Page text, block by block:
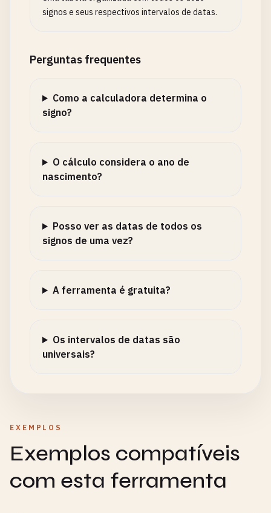
signos e seus respectivos intervalos de datas.
Perguntas frequentes
Como a calculadora determina o
signo?
O cálculo considera o ano de
nascimento?
Posso ver as datas de todos os
signos de uma vez?
A ferramenta é gratuita?
Os intervalos de datas são
universais?
EXEMPLOS
Exemplos compatíveis
com esta ferramenta